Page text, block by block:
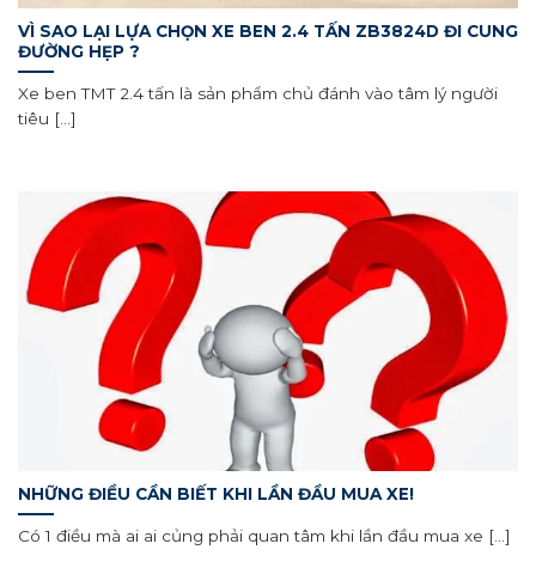
VÌ SAO LẠI LỰA CHỌN XE BEN 2.4 TẤN ZB3824D ĐI CUNG
ĐƯỜNG HẸP ?
Xe ben TMT 2.4 tấn là sản phẩm chủ đánh vào tâm lý người
tiêu [...]
NHỮNG ĐIỀU CẦN BIẾT KHI LẦN ĐẦU MUA XE!
Có 1 điều mà ai ai củng phải quan tâm khi lần đầu mua xe [...]